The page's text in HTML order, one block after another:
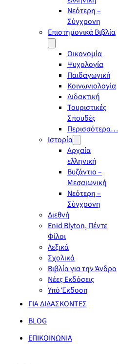
Νεότερη –
Σύγχρονη
Επιστημονικά Βιβλία
Οικονομία
Ψυχολογία
Παιδαγωγική
Κοινωνιολογία
Διδακτική
Τουριστικές
Σπουδές
Περισσότερα…
Ιστορία
Αρχαία
ελληνική
Βυζάντιο –
Μεσαιωνική
Νεότερη –
Σύγχρονη
Διεθνή
Enid Blyton, Πέντε
Φίλοι
Λεξικά
Σχολικά
Βιβλία για την Άνδρο
Νέες Εκδόσεις
Υπό Έκδοση
ΓΙΑ ΔΙΔΑΣΚΟΝΤΕΣ
BLOG
ΕΠΙΚΟΙΝΩΝΙΑ